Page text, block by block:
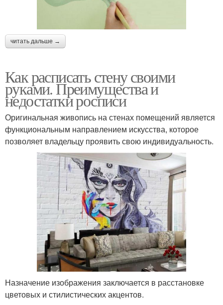
читать дальше →
Как расписать стену своими
руками. Преимущества и
недостатки росписи
Оригинальная живопись на стенах помещений является
функциональным направлением искусства, которое
позволяет владельцу проявить свою индивидуальность.
Назначение изображения заключается в расстановке
цветовых и стилистических акцентов.